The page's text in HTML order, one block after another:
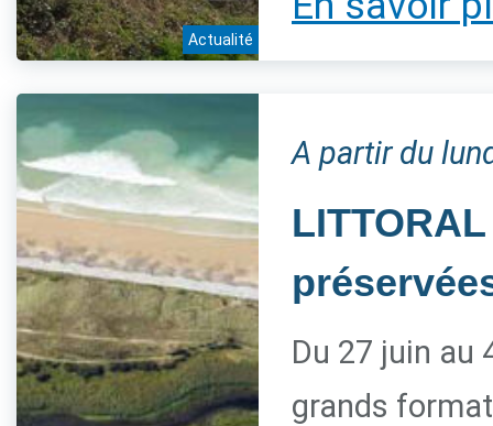
Actualité
A partir du
Du 27 juin au
grands